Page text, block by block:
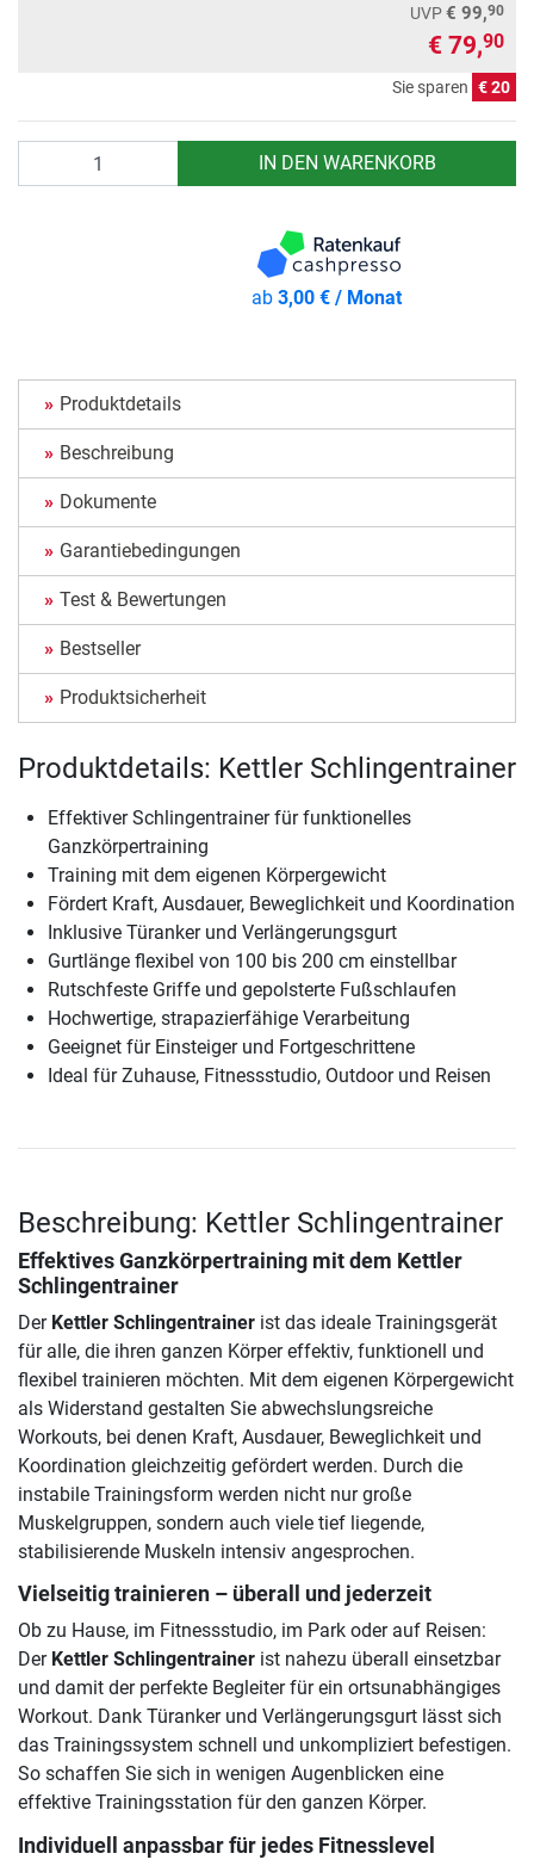
UVP€ 99,90
€ 79,90
Sie sparen € 20
IN DEN WARENKORB
ab3,00 € / Monat
Produktdetails
Beschreibung
Dokumente
Garantiebedingungen
Test & Bewertungen
Bestseller
Produktsicherheit
Produktdetails: Kettler Schlingentrainer
Effektiver Schlingentrainer für funktionelles
Ganzkörpertraining
Training mit dem eigenen Körpergewicht
Fördert Kraft, Ausdauer, Beweglichkeit und Koordination
Inklusive Türanker und Verlängerungsgurt
Gurtlänge flexibel von 100 bis 200 cm einstellbar
Rutschfeste Griffe und gepolsterte Fußschlaufen
Hochwertige, strapazierfähige Verarbeitung
Geeignet für Einsteiger und Fortgeschrittene
Ideal für Zuhause, Fitnessstudio, Outdoor und Reisen
Beschreibung: Kettler Schlingentrainer
Effektives Ganzkörpertraining mit dem Kettler
Schlingentrainer
Der Kettler Schlingentrainer ist das ideale Trainingsgerät
für alle, die ihren ganzen Körper effektiv, funktionell und
flexibel trainieren möchten. Mit dem eigenen Körpergewicht
als Widerstand gestalten Sie abwechslungsreiche
Workouts, bei denen Kraft, Ausdauer, Beweglichkeit und
Koordination gleichzeitig gefördert werden. Durch die
instabile Trainingsform werden nicht nur große
Muskelgruppen, sondern auch viele tief liegende,
stabilisierende Muskeln intensiv angesprochen.
Vielseitig trainieren – überall und jederzeit
Ob zu Hause, im Fitnessstudio, im Park oder auf Reisen:
Der Kettler Schlingentrainer ist nahezu überall einsetzbar
und damit der perfekte Begleiter für ein ortsunabhängiges
Workout. Dank Türanker und Verlängerungsgurt lässt sich
das Trainingssystem schnell und unkompliziert befestigen.
So schaffen Sie sich in wenigen Augenblicken eine
effektive Trainingsstation für den ganzen Körper.
Individuell anpassbar für jedes Fitnesslevel